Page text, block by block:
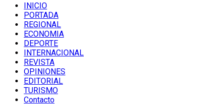
INICIO
PORTADA
REGIONAL
ECONOMIA
DEPORTE
INTERNACIONAL
REVISTA
OPINIONES
EDITORIAL
TURISMO
Contacto